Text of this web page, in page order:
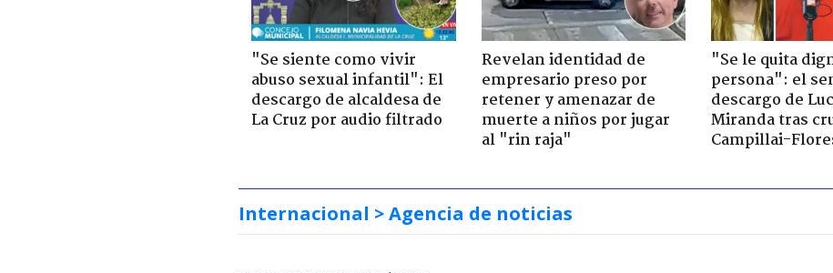
"Se siente como vivir
abuso sexual infantil": El
descargo de alcaldesa de
La Cruz por audio filtrado
Revelan identidad de
empresario preso por
retener y amenazar de
muerte a niños por jugar
al "rin raja"
"Se le quita
persona": el
descargo de
Miranda tras
Campillai-
Internacional > Agencia de noticias